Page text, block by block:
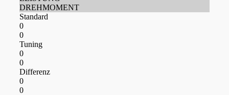
DREHMOMENT
Standard
0
0
Tuning
0
0
Differenz
0
0